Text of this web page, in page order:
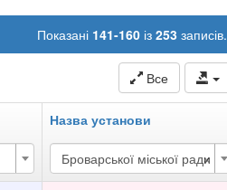
Показані 141-160 із 253 записів.
Все
Назва установи
×
Броварської міської ради